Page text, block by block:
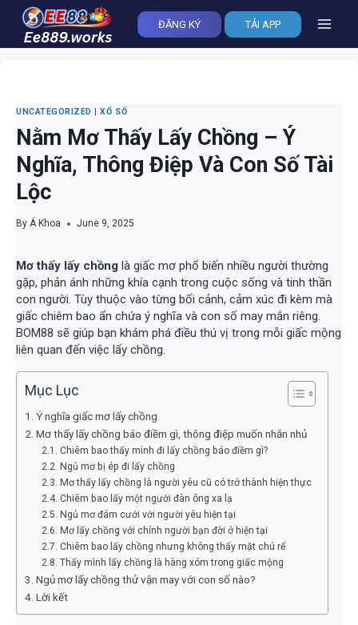
content
ĐĂNG KÝ TẢI APP
UNCATEGORIZED |XỔ SỐ
Nằm Mơ Thấy Lấy Chồng – Ý
Nghĩa, Thông Điệp Và Con Số Tài
Lộc
By Á Khoa June 9, 2025
Mơ thấy lấy chồng là giấc mơ phổ biến nhiều người thường
gặp, phản ánh những khía cạnh trong cuộc sống và tinh thần
con người. Tùy thuộc vào từng bối cảnh, cảm xúc đi kèm mà
giấc chiêm bao ẩn chứa ý nghĩa và con số may mắn riêng.
BOM88 sẽ giúp bạn khám phá điều thú vị trong mỗi giấc mộng
liên quan đến việc lấy chồng.
Mục Lục
Ý nghĩa giấc mơ lấy chồng
Mơ thấy lấy chồng báo điềm gì, thông điệp muốn nhắn nhủ
Chiêm bao thấy mình đi lấy chồng báo điềm gì?
Ngủ mơ bị ép đi lấy chồng
Mơ thấy lấy chồng là người yêu cũ có trở thành hiện thực
Chiêm bao lấy một người đàn ông xa lạ
Ngủ mơ đám cưới với người yêu hiện tại
Mơ lấy chồng với chính người bạn đời ở hiện tại
Chiêm bao lấy chồng nhưng không thấy mặt chú rể
Thấy mình lấy chồng là hàng xóm trong giấc mộng
Ngủ mơ lấy chồng thử vận may với con số nào?
Lời kết